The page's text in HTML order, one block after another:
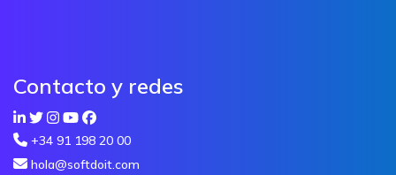
Contacto y redes
+34 91 198 20 00
hola@softdoit.com